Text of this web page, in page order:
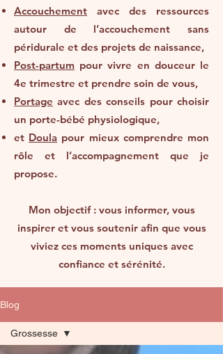
Accouchement avec des ressources
autour de l’accouchement sans
péridurale et des projets de naissance,
Post-partum pour vivre en douceur le
4e trimestre et prendre soin de vous,
Portage avec des conseils pour choisir
un porte-bébé physiologique,
et Doula pour mieux comprendre mon
rôle et l’accompagnement que je
propose.
Mon objectif : vous informer, vous
inspirer et vous soutenir afin que vous
viviez ces moments uniques avec
confiance et sérénité.
Blog
Grossesse